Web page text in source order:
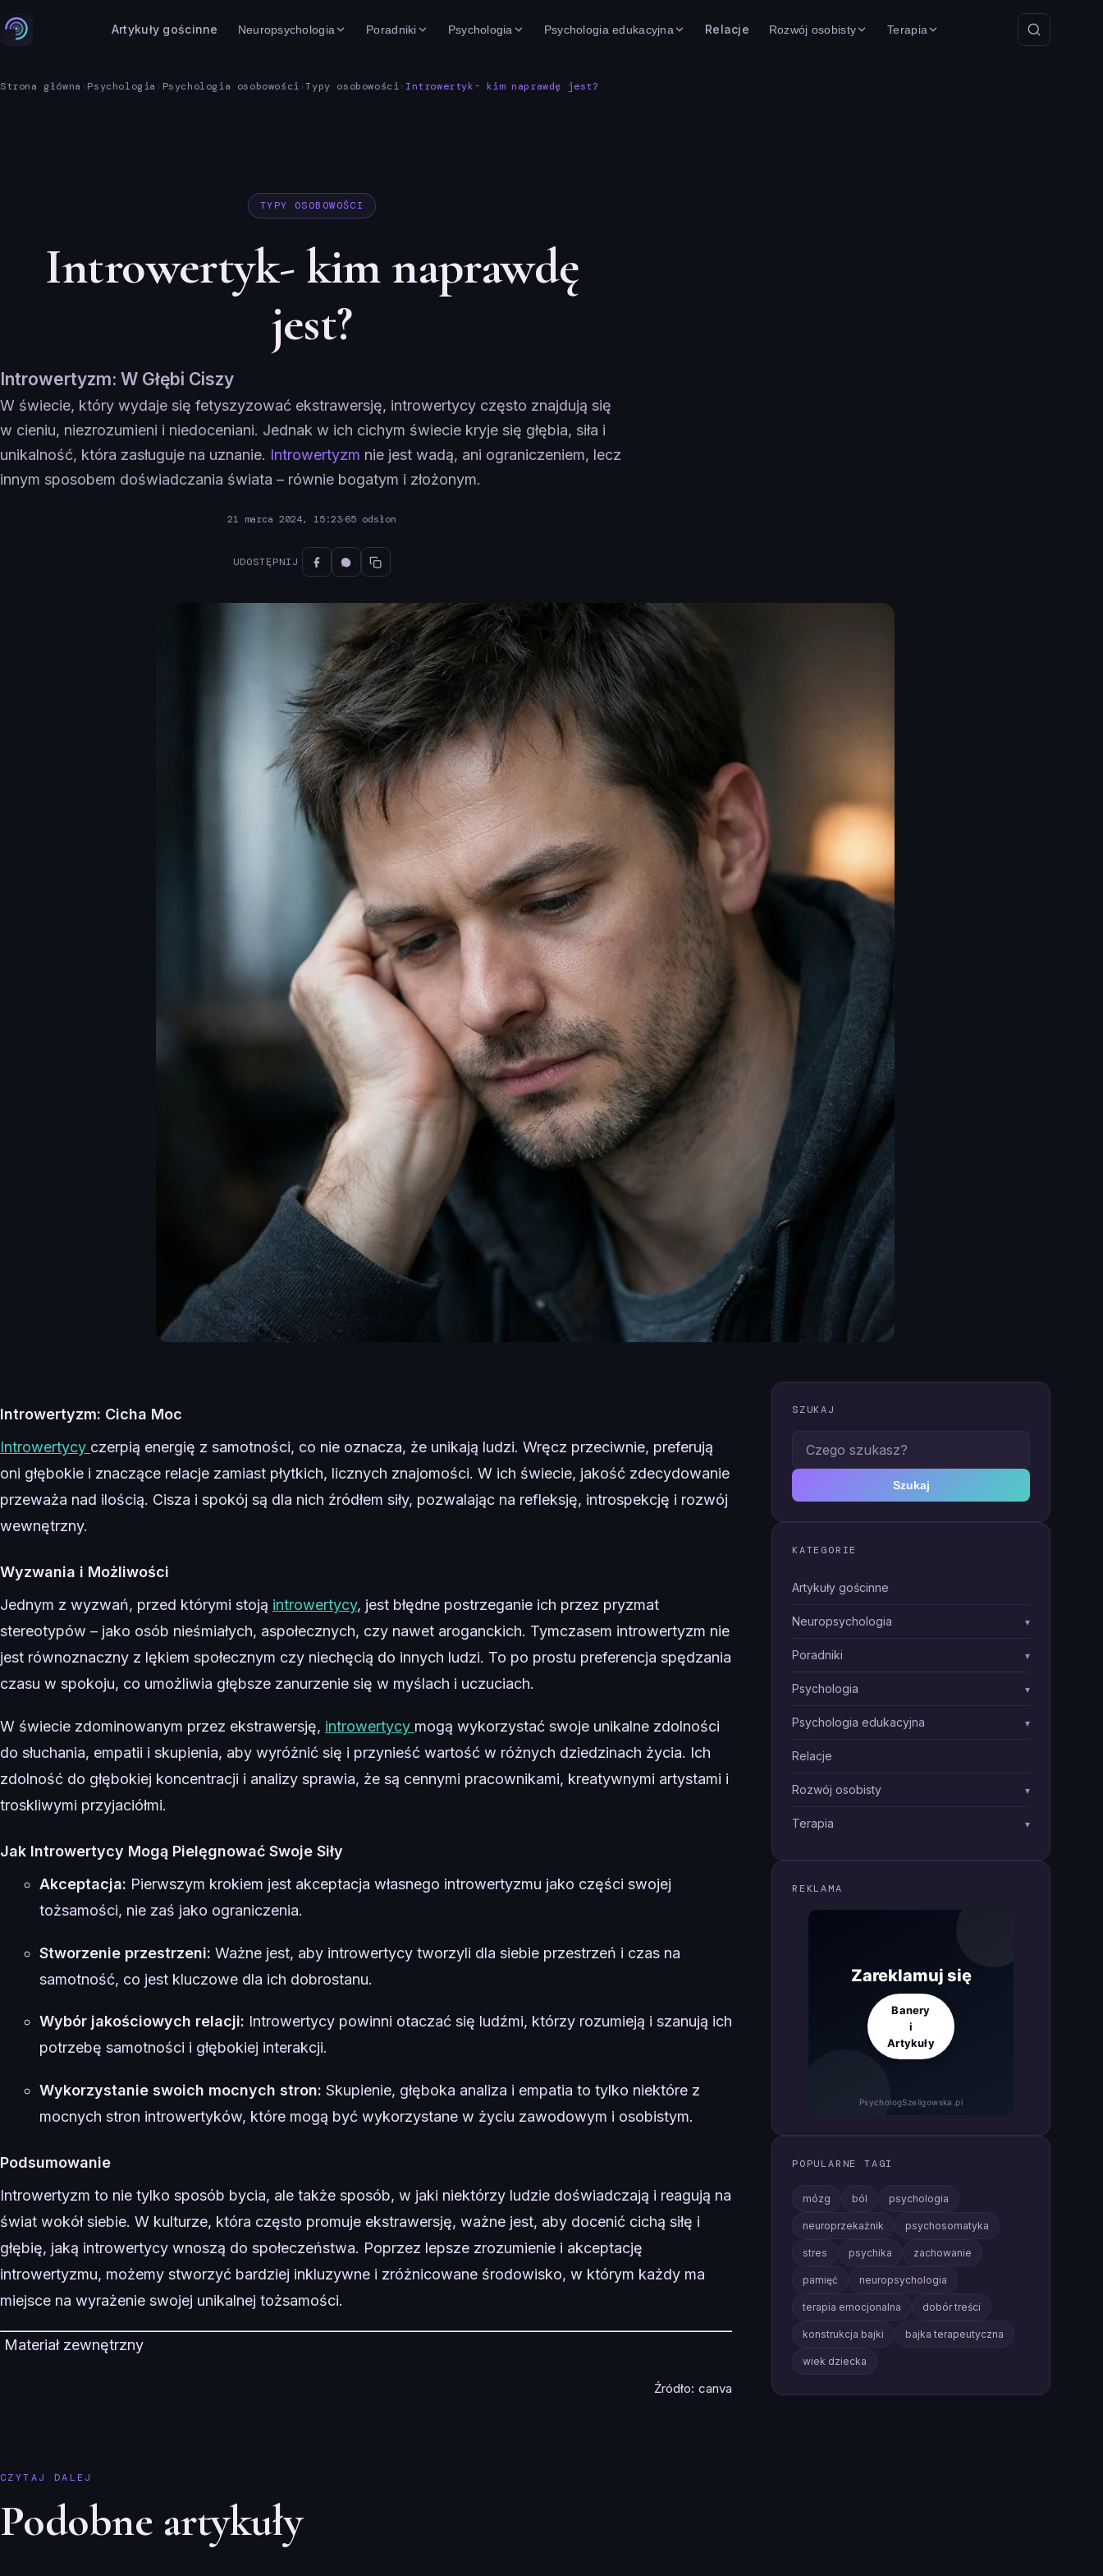
Artykuły gościnne Neuropsychologia Poradniki Psychologia Psychologia edukacyjna Relacje Rozwój osobisty Terapia
Strona główna ›Psychologia › Psychologia osobowości ›Typy osobowości› Introwertyk- kim naprawdę jest?
TYPY OSOBOWOŚCI
Introwertyk- kim naprawdę
jest?
Introwertyzm: W Głębi Ciszy
W świecie, który wydaje się fetyszyzować ekstrawersję, introwertycy często znajdują się
w cieniu, niezrozumieni i niedoceniani. Jednak w ich cichym świecie kryje się głębia, siła i
unikalność, która zasługuje na uznanie. Introwertyzm nie jest wadą, ani ograniczeniem, lecz
innym sposobem doświadczania świata – równie bogatym i złożonym.
21 marca 2024, 15:23 65 odsłon
UDOSTĘPNIJ
Introwertyzm: Cicha Moc
Introwertycy czerpią energię z samotności, co nie oznacza, że unikają ludzi. Wręcz przeciwnie, preferują
oni głębokie i znaczące relacje zamiast płytkich, licznych znajomości. W ich świecie, jakość zdecydowanie
przeważa nad ilością. Cisza i spokój są dla nich źródłem siły, pozwalając na refleksję, introspekcję i rozwój
wewnętrzny.
Wyzwania i Możliwości
Jednym z wyzwań, przed którymi stoją introwertycy, jest błędne postrzeganie ich przez pryzmat
stereotypów – jako osób nieśmiałych, aspołecznych, czy nawet aroganckich. Tymczasem introwertyzm nie
jest równoznaczny z lękiem społecznym czy niechęcią do innych ludzi. To po prostu preferencja spędzania
czasu w spokoju, co umożliwia głębsze zanurzenie się w myślach i uczuciach.
W świecie zdominowanym przez ekstrawersję, introwertycy mogą wykorzystać swoje unikalne zdolności
do słuchania, empatii i skupienia, aby wyróżnić się i przynieść wartość w różnych dziedzinach życia. Ich
zdolność do głębokiej koncentracji i analizy sprawia, że są cennymi pracownikami, kreatywnymi artystami i
troskliwymi przyjaciółmi.
Jak Introwertycy Mogą Pielęgnować Swoje Siły
Akceptacja: Pierwszym krokiem jest akceptacja własnego introwertyzmu jako części swojej
tożsamości, nie zaś jako ograniczenia.
Stworzenie przestrzeni: Ważne jest, aby introwertycy tworzyli dla siebie przestrzeń i czas na
samotność, co jest kluczowe dla ich dobrostanu.
Wybór jakościowych relacji: Introwertycy powinni otaczać się ludźmi, którzy rozumieją i szanują ich
potrzebę samotności i głębokiej interakcji.
Wykorzystanie swoich mocnych stron: Skupienie, głęboka analiza i empatia to tylko niektóre z
mocnych stron introwertyków, które mogą być wykorzystane w życiu zawodowym i osobistym.
Podsumowanie
Introwertyzm to nie tylko sposób bycia, ale także sposób, w jaki niektórzy ludzie doświadczają i reagują na
świat wokół siebie. W kulturze, która często promuje ekstrawersję, ważne jest, aby docenić cichą siłę i
głębię, jaką introwertycy wnoszą do społeczeństwa. Poprzez lepsze zrozumienie i akceptację
introwertyzmu, możemy stworzyć bardziej inkluzywne i zróżnicowane środowisko, w którym każdy ma
miejsce na wyrażenie swojej unikalnej tożsamości.
Materiał zewnętrzny
Źródło: canva
CZYTAJ DALEJ
Podobne artykuły
SZUKAJ
Czego szukasz?
Szukaj
KATEGORIE
Artykuły gościnne
Neuropsychologia ▾
Poradniki ▾
Psychologia ▾
Psychologia edukacyjna ▾
Relacje
Rozwój osobisty ▾
Terapia ▾
REKLAMA
Zareklamuj się
Banery
i
Artykuły
PsychologSzeligowska.pl
POPULARNE TAGI
mózg ból psychologia
neuroprzekaźnik psychosomatyka
stres psychika zachowanie
pamięć neuropsychologia
terapia emocjonalna dobór treści
konstrukcja bajki bajka terapeutyczna
wiek dziecka